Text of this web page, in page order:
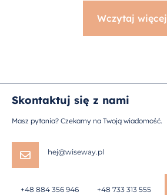
Wczytaj więcej
Skontaktuj się z nami
Masz pytania? Czekamy na Twoją wiadomość.
hej@wiseway.pl
+48 884 356 946 +48 733 313 555